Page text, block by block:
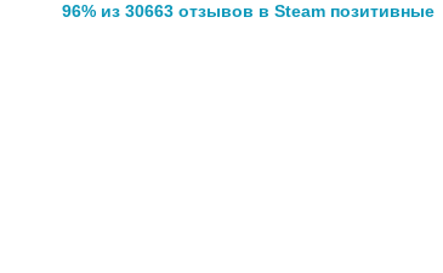
96% из 30663 отзывов в Steam позитивные